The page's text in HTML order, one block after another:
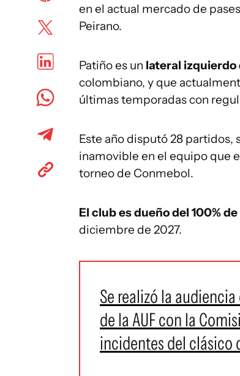
en el actual mercado de
Peirano.
Patiño es un lateral izquierdo
colombiano, y que
últimas temporadas con
Este año disputó 28 partidos,
inamovible en el equipo que
torneo de Conmebol.
El club es dueño del 100%
diciembre de 2027.
Se realizó la
de la AUF con la
incidentes del clásico